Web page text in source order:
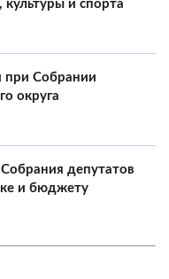
и спорта
при Собрании
округа
депутатов
и бюджету